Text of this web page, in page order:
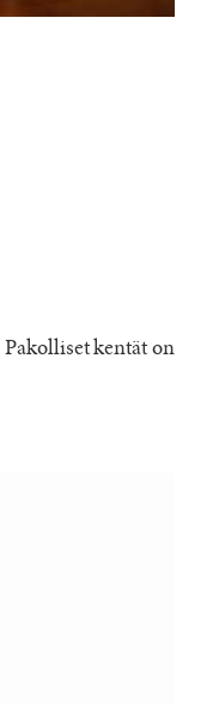
Pakolliset kentät on